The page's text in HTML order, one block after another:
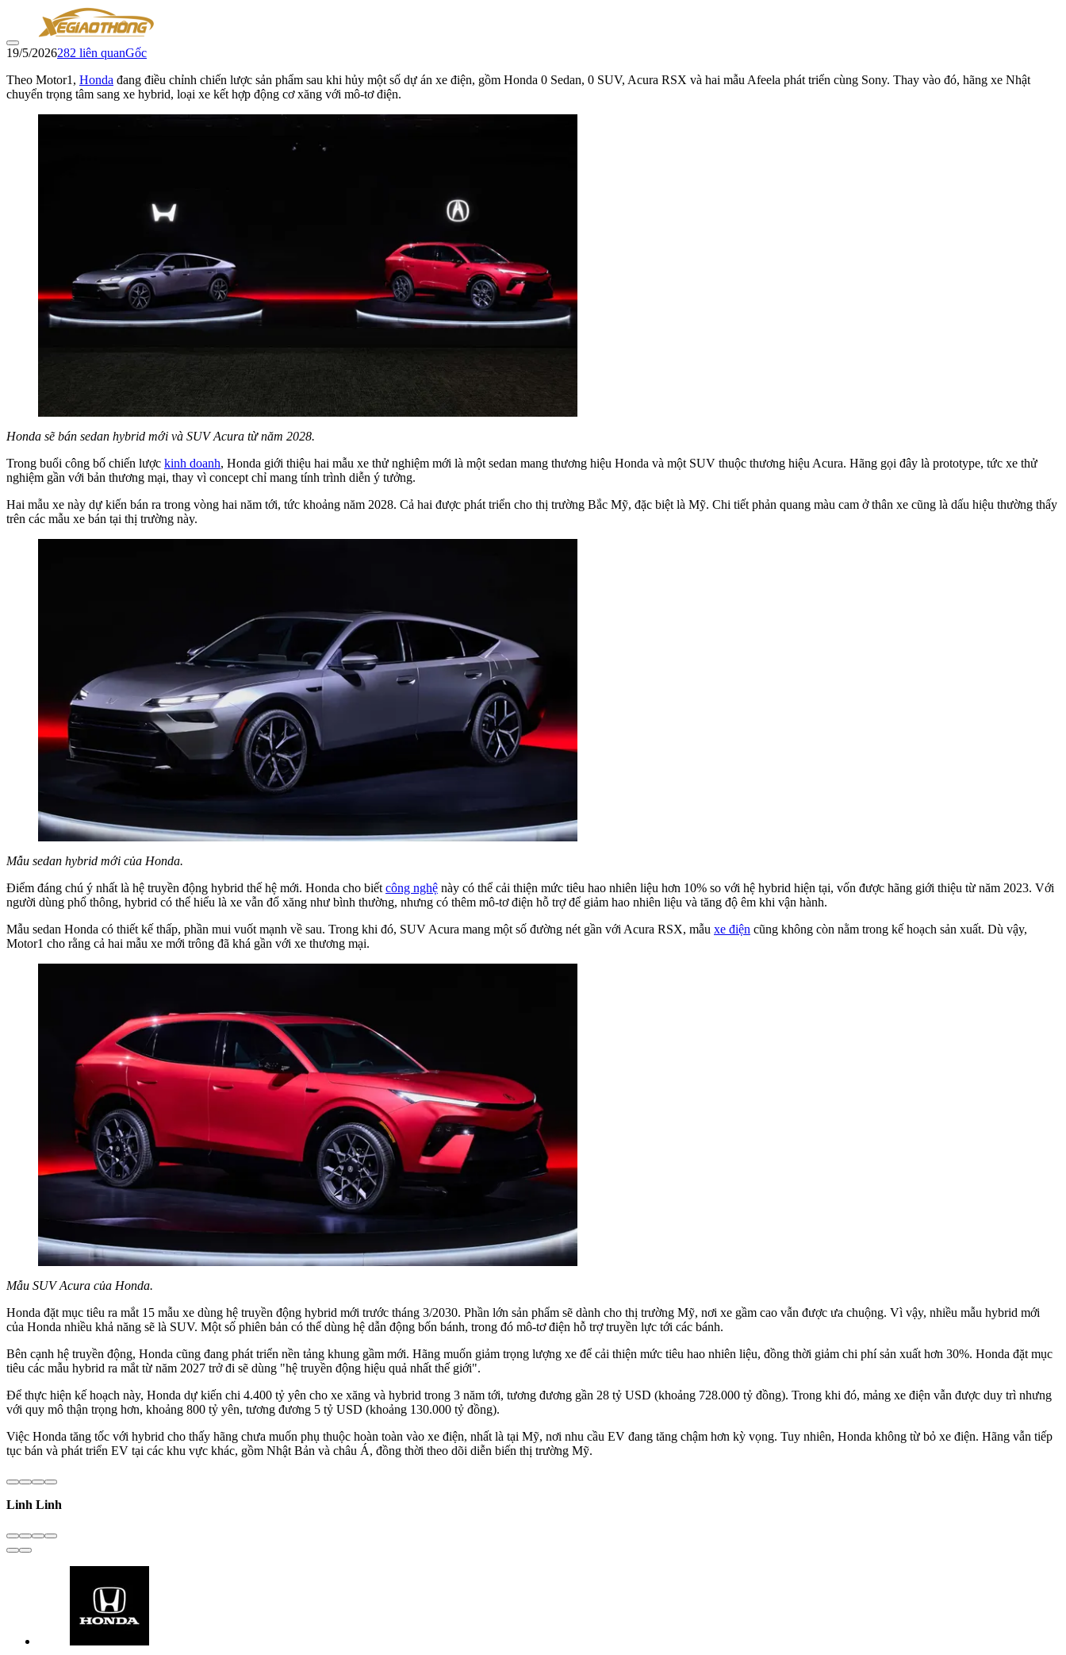
19/5/2026282 liên quanGốc
Theo Motor1, Honda đang điều chỉnh chiến lược sản phẩm sau khi hủy một số dự án xe điện, gồm Honda 0 Sedan, 0 SUV, Acura RSX và hai mẫu Afeela phát triển cùng Sony. Thay vào đó, hãng xe Nhật
chuyển trọng tâm sang xe hybrid, loại xe kết hợp động cơ xăng với mô-tơ điện.
Honda sẽ bán sedan hybrid mới và SUV Acura từ năm 2028.
Trong buổi công bố chiến lược kinh doanh, Honda giới thiệu hai mẫu xe thử nghiệm mới là một sedan mang thương hiệu Honda và một SUV thuộc thương hiệu Acura. Hãng gọi đây là prototype, tức xe thử
nghiệm gần với bản thương mại, thay vì concept chỉ mang tính trình diễn ý tưởng.
Hai mẫu xe này dự kiến bán ra trong vòng hai năm tới, tức khoảng năm 2028. Cả hai được phát triển cho thị trường Bắc Mỹ, đặc biệt là Mỹ. Chi tiết phản quang màu cam ở thân xe cũng là dấu hiệu thường thấy
trên các mẫu xe bán tại thị trường này.
Mẫu sedan hybrid mới của Honda.
Điểm đáng chú ý nhất là hệ truyền động hybrid thế hệ mới. Honda cho biết công nghệ này có thể cải thiện mức tiêu hao nhiên liệu hơn 10% so với hệ hybrid hiện tại, vốn được hãng giới thiệu từ năm 2023. Với
người dùng phổ thông, hybrid có thể hiểu là xe vẫn đổ xăng như bình thường, nhưng có thêm mô-tơ điện hỗ trợ để giảm hao nhiên liệu và tăng độ êm khi vận hành.
Mẫu sedan Honda có thiết kế thấp, phần mui vuốt mạnh về sau. Trong khi đó, SUV Acura mang một số đường nét gần với Acura RSX, mẫu xe điện cũng không còn nằm trong kế hoạch sản xuất. Dù vậy,
Motor1 cho rằng cả hai mẫu xe mới trông đã khá gần với xe thương mại.
Mẫu SUV Acura của Honda.
Honda đặt mục tiêu ra mắt 15 mẫu xe dùng hệ truyền động hybrid mới trước tháng 3/2030. Phần lớn sản phẩm sẽ dành cho thị trường Mỹ, nơi xe gầm cao vẫn được ưa chuộng. Vì vậy, nhiều mẫu hybrid mới
của Honda nhiều khả năng sẽ là SUV. Một số phiên bản có thể dùng hệ dẫn động bốn bánh, trong đó mô-tơ điện hỗ trợ truyền lực tới các bánh.
Bên cạnh hệ truyền động, Honda cũng đang phát triển nền tảng khung gầm mới. Hãng muốn giảm trọng lượng xe để cải thiện mức tiêu hao nhiên liệu, đồng thời giảm chi phí sản xuất hơn 30%. Honda đặt mục
tiêu các mẫu hybrid ra mắt từ năm 2027 trở đi sẽ dùng "hệ truyền động hiệu quả nhất thế giới".
Để thực hiện kế hoạch này, Honda dự kiến chi 4.400 tỷ yên cho xe xăng và hybrid trong 3 năm tới, tương đương gần 28 tỷ USD (khoảng 728.000 tỷ đồng). Trong khi đó, mảng xe điện vẫn được duy trì nhưng
với quy mô thận trọng hơn, khoảng 800 tỷ yên, tương đương 5 tỷ USD (khoảng 130.000 tỷ đồng).
Việc Honda tăng tốc với hybrid cho thấy hãng chưa muốn phụ thuộc hoàn toàn vào xe điện, nhất là tại Mỹ, nơi nhu cầu EV đang tăng chậm hơn kỳ vọng. Tuy nhiên, Honda không từ bỏ xe điện. Hãng vẫn tiếp
tục bán và phát triển EV tại các khu vực khác, gồm Nhật Bản và châu Á, đồng thời theo dõi diễn biến thị trường Mỹ.
Linh Linh